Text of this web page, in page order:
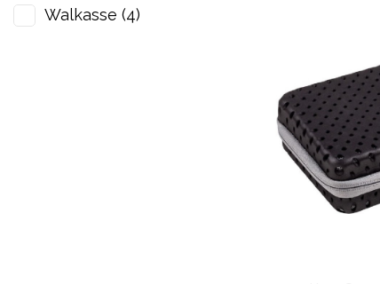
Walkasse (4)